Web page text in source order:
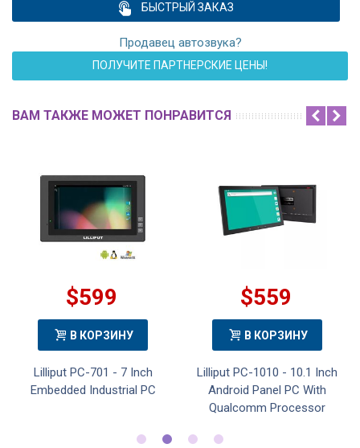
БЫСТРЫЙ ЗАКАЗ
Продавец автозвука?
ПОЛУЧИТЕ ПАРТНЕРСКИЕ ЦЕНЫ!
ВАМ ТАКЖЕ МОЖЕТ ПОНРАВИТСЯ
$599
В КОРЗИНУ
Lilliput PC-701 - 7 Inch
Embedded Industrial PC
$559
В КОРЗИНУ
Lilliput PC-1010 - 10.1 Inch
Android Panel PC With
Qualcomm Processor